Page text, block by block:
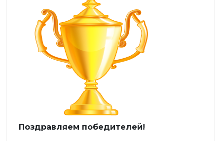
Поздравляем победителей!